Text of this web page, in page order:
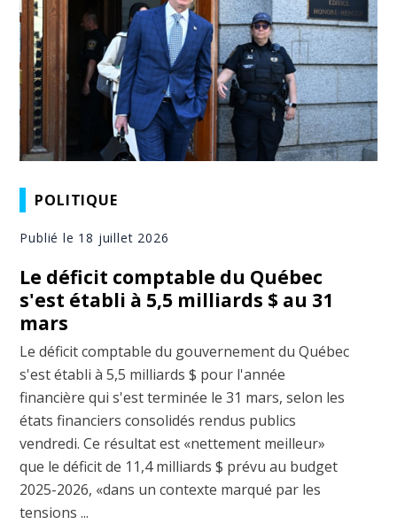
POLITIQUE
Publié le 18 juillet 2026
Le déficit comptable du Québec
s'est établi à 5,5 milliards $ au 31
mars
Le déficit comptable du gouvernement du Québec
s'est établi à 5,5 milliards $ pour l'année
financière qui s'est terminée le 31 mars, selon les
états financiers consolidés rendus publics
vendredi. Ce résultat est «nettement meilleur»
que le déficit de 11,4 milliards $ prévu au budget
2025-2026, «dans un contexte marqué par les
tensions ...